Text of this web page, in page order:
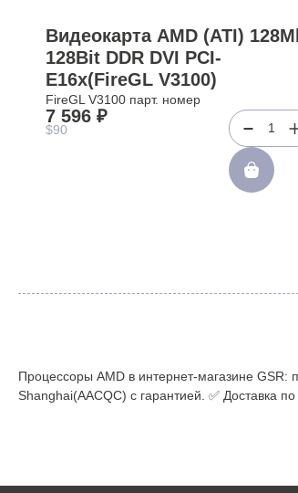
Видеокарта AMD (ATI)
128Bit DDR DVI PCI-
E16x(FireGL V3100)
FireGL V3100 парт. номер
7 596 ₽
$90 1
Процессоры AMD в интернет-магазине
Shanghai(AACQC) с гарантией. ✅ Доставка